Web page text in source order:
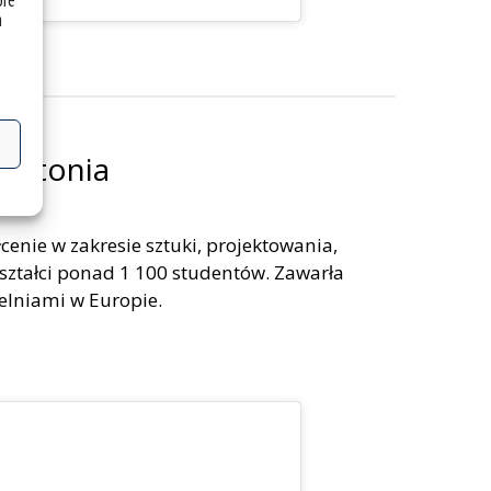
w zakresie sztuki, projektowania,
ponad 1 100 studentów. Zawarła
w Europie.